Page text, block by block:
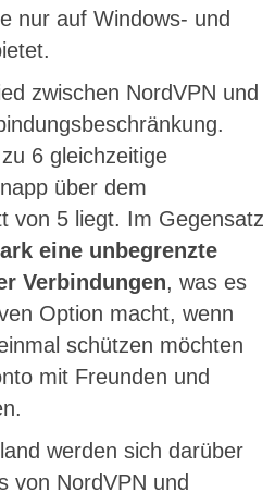
nur auf Windows- und
zwischen NordVPN und
6 gleichzeitige
über dem
von 5 liegt. Im Gegensatz
eine unbegrenzte
Verbindungen, was es
Option macht, wenn
schützen möchten
mit Freunden und
werden sich darüber
von NordVPN und